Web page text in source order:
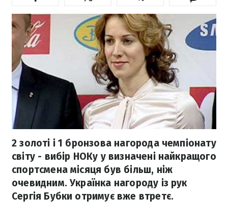
2 золоті і 1 бронзова нагорода чемпіонату
світу - вибір НОКу у визначені найкращого
спортсмена місяця був більш, ніж
очевидним. Українка нагороду із рук
Сергія Бубки отримує вже втретє.